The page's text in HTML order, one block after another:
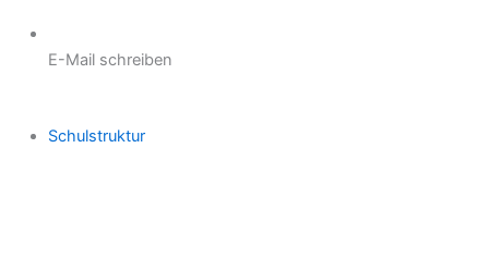
E-Mail schreiben
Schulstruktur